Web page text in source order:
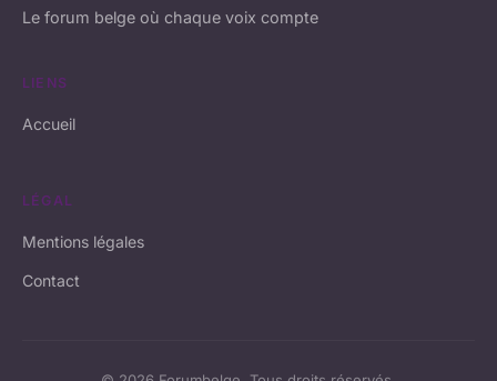
Le forum belge où chaque voix compte
LIENS
Accueil
LÉGAL
Mentions légales
Contact